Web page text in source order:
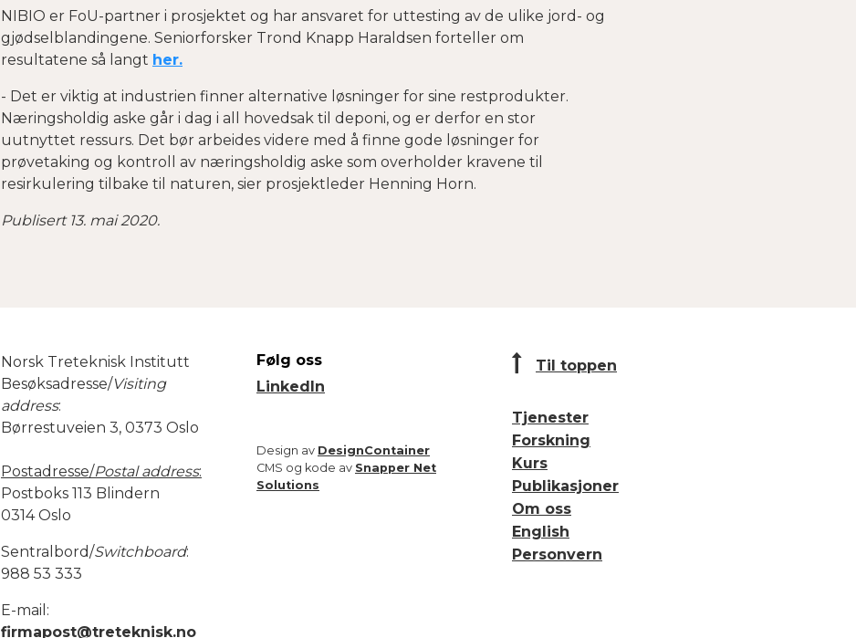
NIBIO er FoU-partner i prosjektet og har ansvaret for uttesting av de ulike jord- og
gjødselblandingene. Seniorforsker Trond Knapp Haraldsen forteller om
resultatene så langt her.
- Det er viktig at industrien finner alternative løsninger for sine restprodukter.
Næringsholdig aske går i dag i all hovedsak til deponi, og er derfor en stor
uutnyttet ressurs. Det bør arbeides videre med å finne gode løsninger for
prøvetaking og kontroll av næringsholdig aske som overholder kravene til
resirkulering tilbake til naturen, sier prosjektleder Henning Horn.
Publisert 13. mai 2020.
Norsk Treteknisk Institutt
Besøksadresse/Visiting
address:
Børrestuveien 3, 0373 Oslo
Postadresse/Postal address:
Postboks 113 Blindern
0314 Oslo
Sentralbord/Switchboard:
988 53 333
E-mail:
firmapost@treteknisk.no
Følg oss
LinkedIn
Design av DesignContainer
CMS og kode av Snapper Net
Solutions
Til toppen
Tjenester
Forskning
Kurs
Publikasjoner
Om oss
English
Personvern